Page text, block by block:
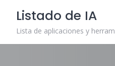
content
Listado de IA
Lista de aplicaciones y